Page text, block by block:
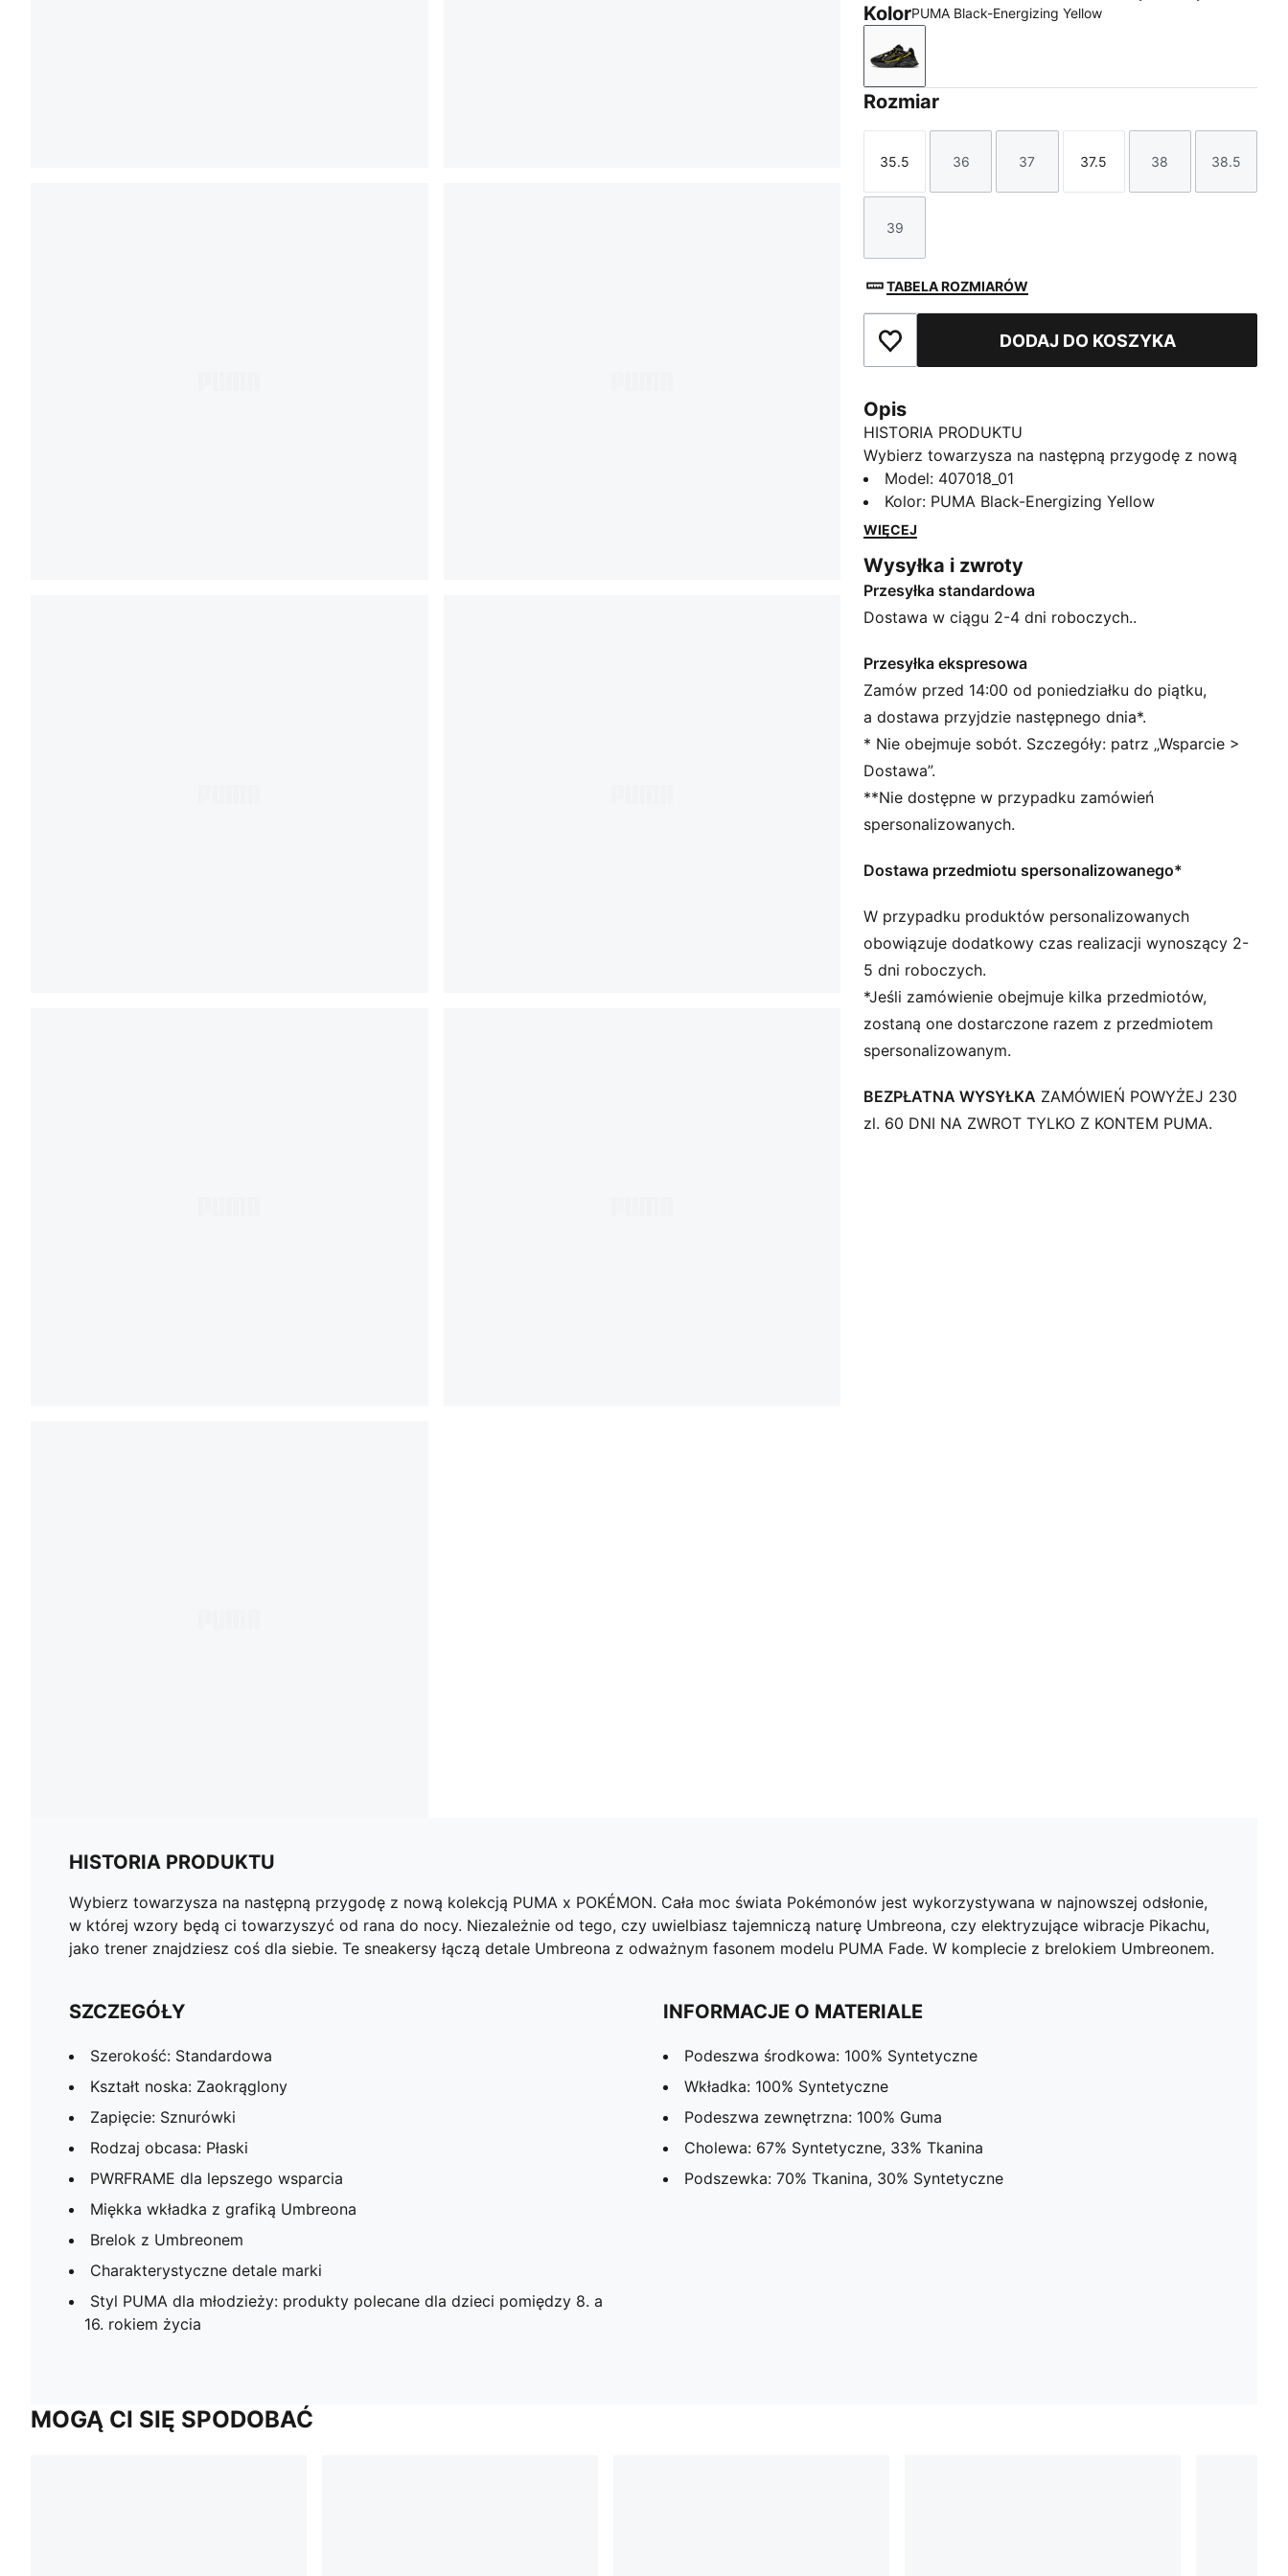
KolorPUMA Black-Energizing Yellow
PUMA Black-Energizing Yellow
Rozmiar
Rozmiar
35.5
Rozmiar
36
Rozmiar
37
Rozmiar
37.5
Rozmiar
38
Rozmiar
38.5
Rozmiar
39
TABELA ROZMIARÓW
Dodaj do ulubionychDODAJ DO KOSZYKA
Opis
HISTORIA PRODUKTU
Wybierz towarzysza na następną przygodę z nową
kolekcją PUMA x POKÉMON. Cała moc świata
Pokémonów jest wykorzystywana w najnowszej
odsłonie, w której wzory będą ci towarzyszyć od
tajemniczą naturę Umbreona, czy elektryzujące
wibracje Pikachu, jako trener znajdziesz coś dla
siebie. Te sneakersy łączą detale Umbreona z
komplecie z brelokiem Umbreonem.
SZCZEGÓŁY
Szerokość: Standardowa
Kształt noska: Zaokrąglony
Zapięcie: Sznurówki
Rodzaj obcasa: Płaski
PWRFRAME dla lepszego wsparcia
Miękka wkładka z grafiką Umbreona
Charakterystyczne detale marki
dzieci pomiędzy 8. a 16. rokiem życia
Model: 407018_01
Kolor: PUMA Black-Energizing Yellow
WIĘCEJ
Wysyłka i zwroty
Przesyłka standardowa
Dostawa w ciągu 2-4 dni roboczych..
Przesyłka ekspresowa
Zamów przed 14:00 od poniedziałku do piątku,
a dostawa przyjdzie następnego dnia*.
* Nie obejmuje sobót. Szczegóły: patrz „Wsparcie >
Dostawa”.
**Nie dostępne w przypadku zamówień
spersonalizowanych.
Dostawa przedmiotu spersonalizowanego*
W przypadku produktów personalizowanych
obowiązuje dodatkowy czas realizacji wynoszący 2-
5 dni roboczych.
*Jeśli zamówienie obejmuje kilka przedmiotów,
zostaną one dostarczone razem z przedmiotem
spersonalizowanym.
BEZPŁATNA WYSYŁKA ZAMÓWIEŃ POWYŻEJ 230
zl. 60 DNI NA ZWROT TYLKO Z KONTEM PUMA.
HISTORIA PRODUKTU
Wybierz towarzysza na następną przygodę z nową kolekcją PUMA x POKÉMON. Cała moc świata Pokémonów jest wykorzystywana w najnowszej odsłonie,
w której wzory będą ci towarzyszyć od rana do nocy. Niezależnie od tego, czy uwielbiasz tajemniczą naturę Umbreona, czy elektryzujące wibracje Pikachu,
jako trener znajdziesz coś dla siebie. Te sneakersy łączą detale Umbreona z odważnym fasonem modelu PUMA Fade. W komplecie z brelokiem Umbreonem.
SZCZEGÓŁY
Szerokość: Standardowa
Kształt noska: Zaokrąglony
Zapięcie: Sznurówki
Rodzaj obcasa: Płaski
PWRFRAME dla lepszego wsparcia
Miękka wkładka z grafiką Umbreona
Brelok z Umbreonem
Charakterystyczne detale marki
Styl PUMA dla młodzieży: produkty polecane dla dzieci pomiędzy 8. a
16. rokiem życia
INFORMACJE O MATERIALE
Podeszwa środkowa: 100% Syntetyczne
Wkładka: 100% Syntetyczne
Podeszwa zewnętrzna: 100% Guma
Cholewa: 67% Syntetyczne, 33% Tkanina
Podszewka: 70% Tkanina, 30% Syntetyczne
MOGĄ CI SIĘ SPODOBAĆ